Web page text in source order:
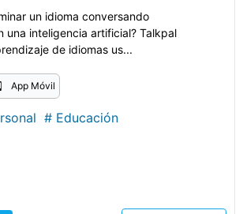
un idioma conversando
una inteligencia artificial? Talkpal
de idiomas us...
App Móvil
# Educación